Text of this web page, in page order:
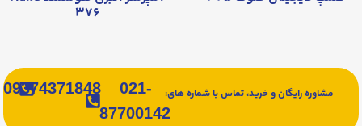
۳۷۶
مشاوره رایگان و خرید، تماس با شماره های:
021-
87700142
09374371848